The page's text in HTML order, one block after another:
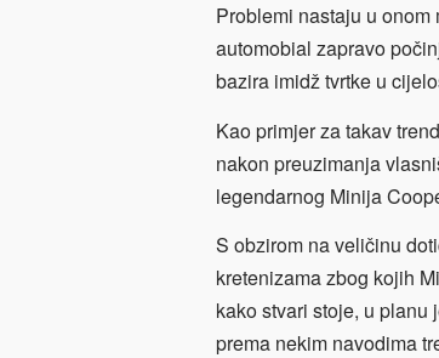
Problemi nastaju u
automobial zapravo
bazira imidž tvrtke u
Kao primjer za takav
nakon preuzimanja
legendarnog Minija
S obzirom na veličinu
kretenizama zbog kojih
kako stvari stoje, u
prema nekim navodima